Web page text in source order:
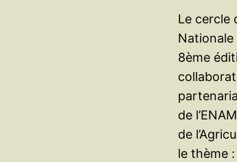
Le cercle
Nationale
8ème
de
de
le thème